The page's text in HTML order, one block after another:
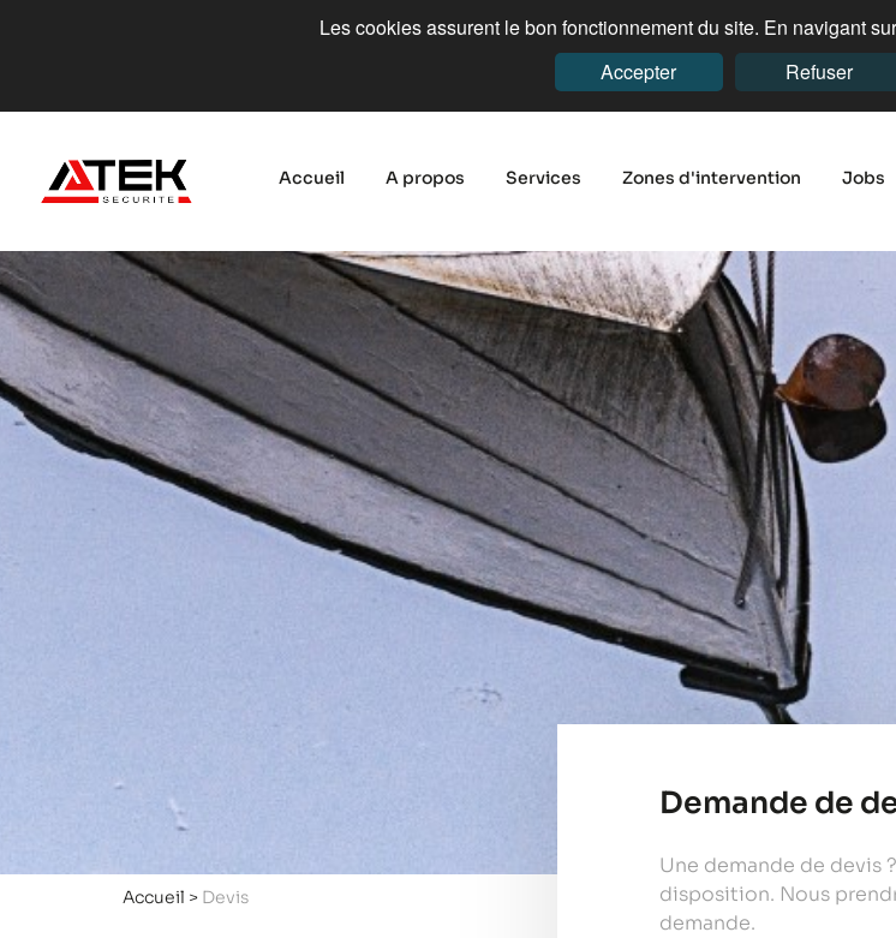
Les cookies assurent le bon fonctionnement du site. En navigant
Accepter
Refuser
Accueil A propos Services Zones d'intervention Jobs
Accueil > Devis
Demande de
Une demande de devis
disposition. Nous
demande.